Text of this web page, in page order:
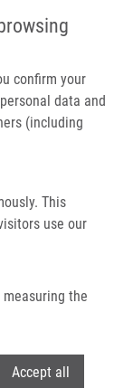
confirm your
data and
(including
This
use our
the
Accept all
Cells Deficient In